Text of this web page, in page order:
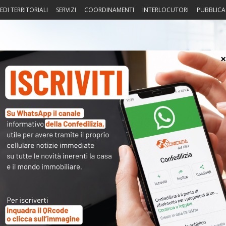
TERRITORIALI SERVIZI COORDINAMENTI INTERLOCUTORI
Fisco Portierato Intorno alla casa
tra i più giovani
ad aumentare la percentuale di italiani che vive in una casa
Non solo: a trainare la crescita sono i più giovani. Tra
vivono in un nucleo familiare in cui...
Leggi
di più agli italiani